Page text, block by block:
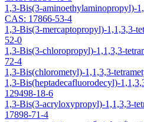
1,3-Bis(3-aminoethylaminopropyl)-
CAS: 17866-53-4
1,3-Bis(3-mercaptopropyl)-1,1,3,3-
52-0
1,3-Bis(3-chloropropyl)-1,1,3,3-
72-4
1,3-Bis(chlorometyl)-1,1,3,3-
1,3-Bis(heptadecafluorodecyl)-
129498-18-6
1,3-Bis(3-acryloxypropyl)-1,1,3,3-
17898-71-4